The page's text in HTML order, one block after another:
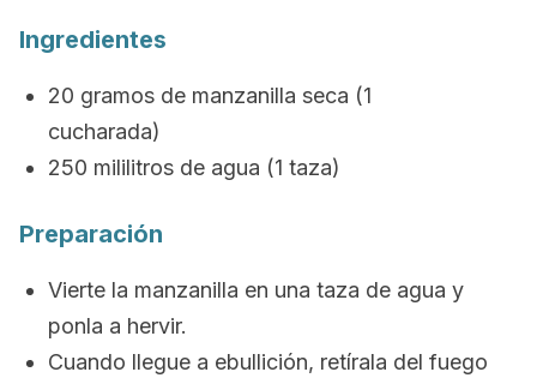
Ingredientes
20 gramos de manzanilla seca (1
cucharada)
250 mililitros de agua (1 taza)
Preparación
Vierte la manzanilla en una taza de agua y
ponla a hervir.
Cuando llegue a ebullición, retírala del fuego